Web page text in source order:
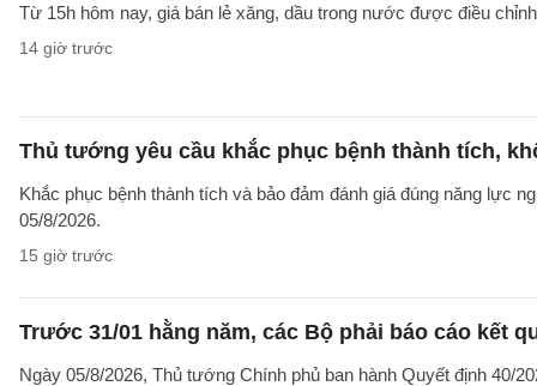
Từ 15h hôm nay, giá bán lẻ xăng, dầu trong nước được điều
14 giờ trước
Thủ tướng yêu cầu khắc phục bệnh thành tích,
Khắc phục bệnh thành tích và bảo đảm đánh giá đúng năng lực
05/8/2026.
15 giờ trước
Trước 31/01 hằng năm, các Bộ phải báo cáo kết
Ngày 05/8/2026, Thủ tướng Chính phủ ban hành Quyết định 40/